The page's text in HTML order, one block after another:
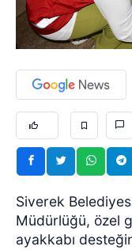
Siverek
Müdürlüğü, özel
ayakkabı